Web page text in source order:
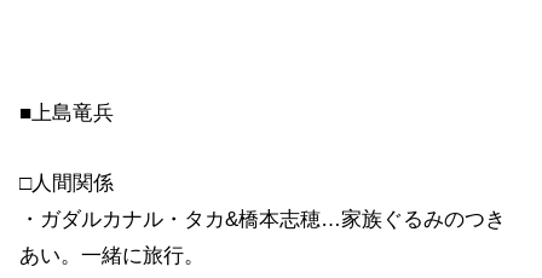
■上島竜兵
□人間関係
・ガダルカナル・タカ&橋本志穂…家族ぐるみのつき
あい。一緒に旅行。